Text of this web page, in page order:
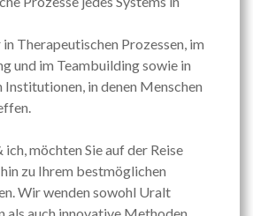
Therapeutischen Prozessen, im
und im Teambuilding sowie in
in denen Menschen
ich, möchten Sie auf der Reise
zu Ihrem bestmöglichen
Wir wenden sowohl Uralt